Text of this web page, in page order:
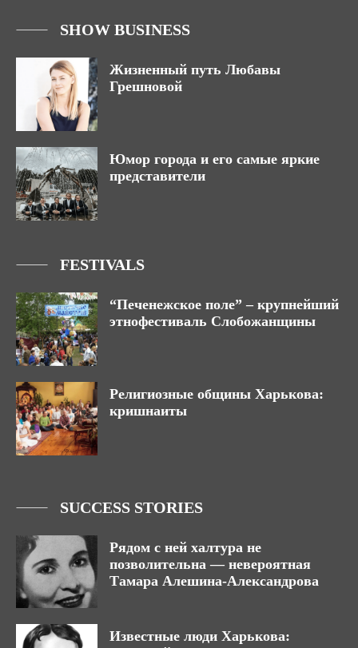
SHOW BUSINESS
Жизненный путь Любавы
Грешновой
Юмор города и его самые яркие
представители
FESTIVALS
“Печенежское поле” – крупнейший
этнофестиваль Слобожанщины
Религиозные общины Харькова:
кришнаиты
SUCCESS STORIES
Рядом с ней халтура не
позволительна — невероятная
Тамара Алешина-Александрова
Известные люди Харькова: